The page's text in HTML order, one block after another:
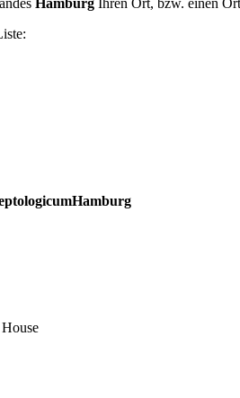
Hamburg Ihren Ort, bzw. einen